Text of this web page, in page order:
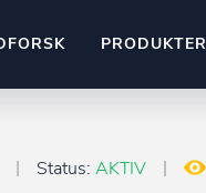
PRODUKTER
Status: AKTIV